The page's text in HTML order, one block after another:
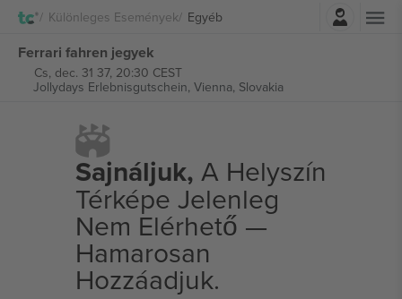
Különleges Események Egyéb
Ferrari fahren jegyek
Cs, dec. 31 37, 20:30 CEST
Jollydays Erlebnisgutschein, Vienna, Slovakia
Sajnáljuk, A Helyszín
Térképe Jelenleg
Nem Elérhető —
Hamarosan
Hozzáadjuk.